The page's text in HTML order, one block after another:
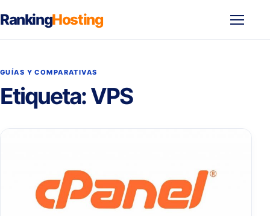
RankingHosting
GUÍAS Y COMPARATIVAS
Etiqueta:VPS